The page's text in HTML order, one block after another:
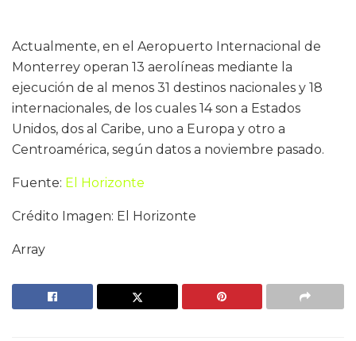
Actualmente, en el Aeropuerto Internacional de
Monterrey operan 13 aerolíneas mediante la
ejecución de al menos 31 destinos nacionales y 18
internacionales, de los cuales 14 son a Estados
Unidos, dos al Caribe, uno a Europa y otro a
Centroamérica, según datos a noviembre pasado.
Fuente: El Horizonte
Crédito Imagen: El Horizonte
Array